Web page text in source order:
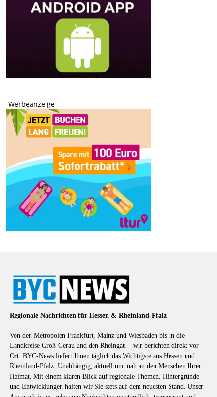
-Werbeanzeige-
Regionale Nachrichten für Hessen & Rheinland-Pfalz
Von den Metropolen Frankfurt, Mainz und Wiesbaden bis in die
Landkreise Groß-Gerau und den Rheingau – wir berichten direkt vor
Ort. BYC-News liefert Ihnen täglich das Wichtigste aus Hessen und
Rheinland-Pfalz. Unabhängig, aktuell und nah an den Menschen Ihrer
Heimat. Mit einem klaren Blick auf regionale Themen, Hintergründe
und Entwicklungen halten wir Sie stets auf dem neuesten Stand. Unser